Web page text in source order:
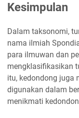
Kesimpulan
Dalam taksonomi,
nama ilmiah
para ilmuwan dan
mengklasifikasikan
itu, kedondong juga
digunakan dalam
menikmati